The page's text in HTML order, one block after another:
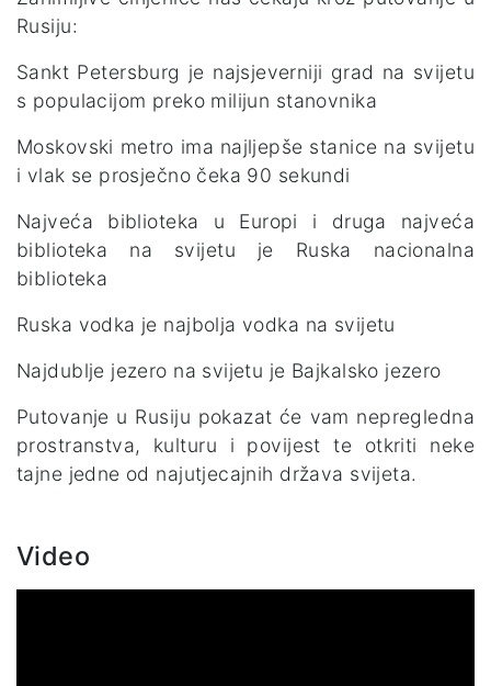
Rusiju:
Sankt Petersburg je najsjeverniji grad na svijetu
s populacijom preko milijun stanovnika
Moskovski metro ima najljepše stanice na svijetu
i vlak se prosječno čeka 90 sekundi
Najveća biblioteka u Europi i druga najveća
biblioteka na svijetu je Ruska nacionalna
biblioteka
Ruska vodka je najbolja vodka na svijetu
Najdublje jezero na svijetu je Bajkalsko jezero
Putovanje u Rusiju pokazat će vam nepregledna
prostranstva, kulturu i povijest te otkriti neke
tajne jedne od najutjecajnih država svijeta.
Video